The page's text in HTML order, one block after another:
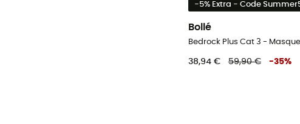
-5% Extra - Code
Bollé
Bedrock Plus Cat 3 -
38,94 € 59,90 € -35%